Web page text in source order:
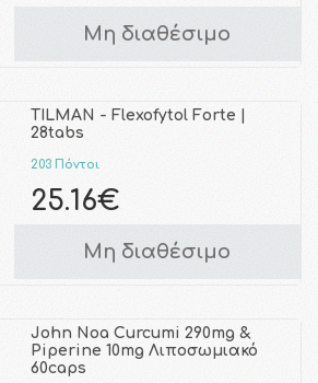
Μη διαθέσιμο
TILMAN - Flexofytol Forte |
28tabs
203 Πόντοι
25.16€
Μη διαθέσιμο
John Noa Curcumi 290mg &
Piperine 10mg Λιποσωμιακό
60caps